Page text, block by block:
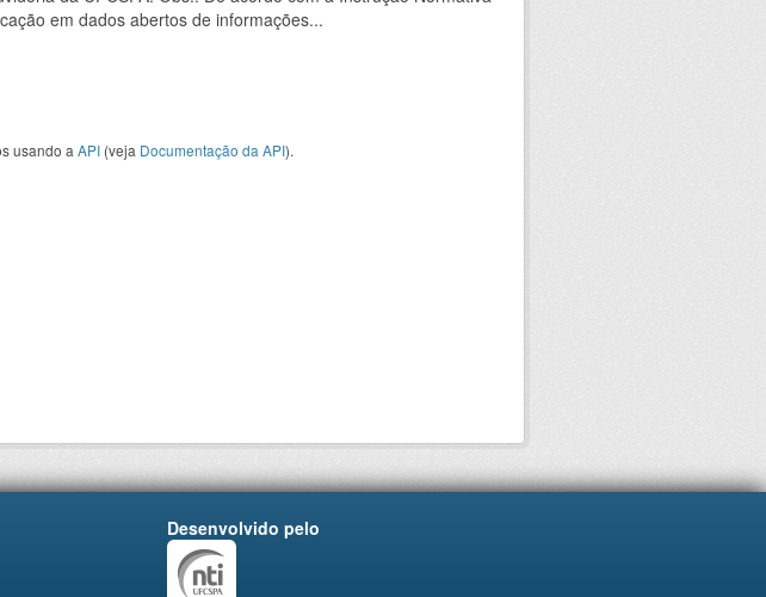
em dados abertos de informações...
usando a API (veja Documentação da API).
Desenvolvido pelo